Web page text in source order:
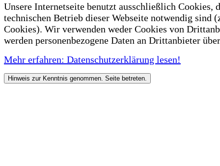
Unsere Internetseite benutzt ausschließlich Cookies,
technischen Betrieb dieser Webseite notwendig sind
Cookies). Wir verwenden weder Cookies von
werden personenbezogene Daten an Drittanbieter
Mehr erfahren: Datenschutzerklärung lesen!
Hinweis zur Kenntnis genommen. Seite betreten.